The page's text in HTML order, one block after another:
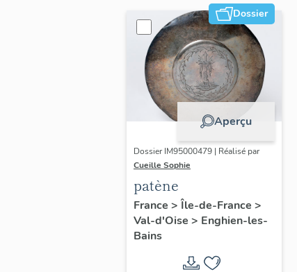
Dossier
Aperçu
Dossier IM95000479 | Réalisé par
Cueille Sophie
patène
France > Île-de-France >
Val-d'Oise > Enghien-les-
Bains